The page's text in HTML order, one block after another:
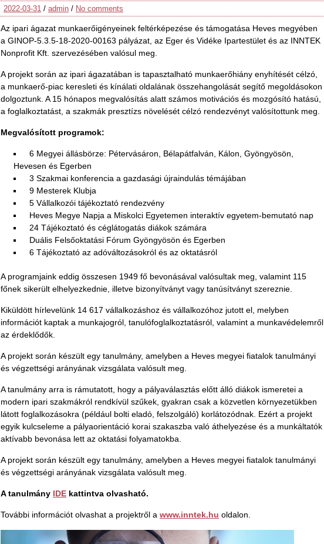
2022-03-31 / admin / No comments
Az ipari ágazat munkaerőigényeinek feltérképezése és támogatása Heves megyében
a GINOP-5.3.5-18-2020-00163 pályázat, az Eger és Vidéke Ipartestület és az INNTEK
Nonprofit Kft. szervezésében valósul meg.
A projekt során az ipari ágazatában is tapasztalható munkaerőhiány enyhítését célzó,
a munkaerő-piac keresleti és kínálati oldalának összehangolását segítő megoldásokon
dolgoztunk. A 15 hónapos megvalósítás alatt számos motivációs és mozgósító hatású,
a foglalkoztatást, a szakmák presztízs növelését célzó rendezvényt valósítottunk meg.
Megvalósított programok:
6 Megyei állásbörze: Pétervásáron, Bélapátfalván, Kálon, Gyöngyösön,
Hevesen és Egerben
3 Szakmai konferencia a gazdasági újraindulás témájában
9 Mesterek Klubja
5 Vállalkozói tájékoztató rendezvény
Heves Megye Napja a Miskolci Egyetemen interaktív egyetem-bemutató nap
24 Tájékoztató és céglátogatás diákok számára
Duális Felsőoktatási Fórum Gyöngyösön és Egerben
6 Tájékoztató az adóváltozásokról és az oktatásról
A programjaink eddig összesen 1949 fő bevonásával valósultak meg, valamint 115
főnek sikerült elhelyezkednie, illetve bizonyítványt vagy tanúsítványt szereznie.
Kiküldött hírlevelünk 14 617 vállalkozáshoz és vállalkozóhoz jutott el, melyben
információt kaptak a munkajogról, tanulófoglalkoztatásról, valamint a munkavédelemről
az érdeklődők.
A projekt során készült egy tanulmány, amelyben a Heves megyei fiatalok tanulmányi
és végzettségi arányának vizsgálata valósult meg.
A tanulmány arra is rámutatott, hogy a pályaválasztás előtt álló diákok ismeretei a
modern ipari szakmákról rendkívül szűkek, gyakran csak a közvetlen környezetükben
látott foglalkozásokra (például bolti eladó, felszolgáló) korlátozódnak. Ezért a projekt
egyik kulcseleme a pályaorientáció korai szakaszba való áthelyezése és a munkáltatók
aktívabb bevonása lett az oktatási folyamatokba.
A projekt során készült egy tanulmány, amelyben a Heves megyei fiatalok tanulmányi
és végzettségi arányának vizsgálata valósult meg.
A tanulmány IDE kattintva olvasható.
További információt olvashat a projektről a www.inntek.hu oldalon.